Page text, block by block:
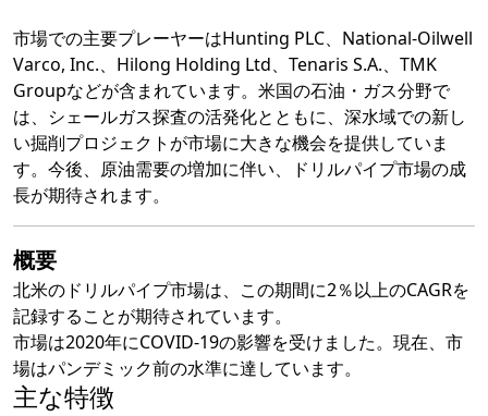
市場での主要プレーヤーはHunting PLC、National-Oilwell
Varco, Inc.、Hilong Holding Ltd、Tenaris S.A.、TMK
Groupなどが含まれています。米国の石油・ガス分野で
は、シェールガス探査の活発化とともに、深水域での新し
い掘削プロジェクトが市場に大きな機会を提供していま
す。今後、原油需要の増加に伴い、ドリルパイプ市場の成
長が期待されます。
概要
北米のドリルパイプ市場は、この期間に2％以上のCAGRを
記録することが期待されています。
市場は2020年にCOVID-19の影響を受けました。現在、市
場はパンデミック前の水準に達しています。
主な特徴